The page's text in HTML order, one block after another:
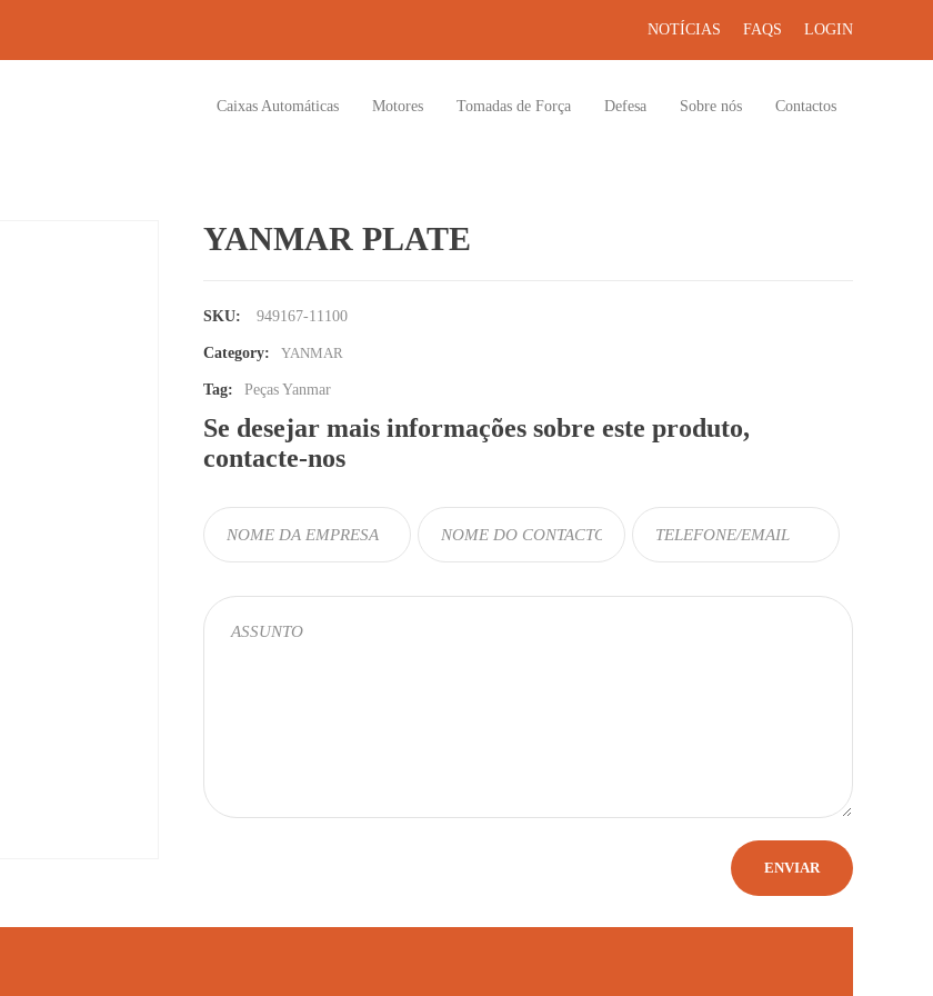
NOTÍCIAS FAQS LOGIN
Caixas Automáticas Motores Tomadas de Força Defesa Sobre nós Contactos
YANMAR PLATE
SKU: 949167-11100
Category: YANMAR
Tag: Peças Yanmar
Se desejar mais informações sobre este produto,
contacte-nos